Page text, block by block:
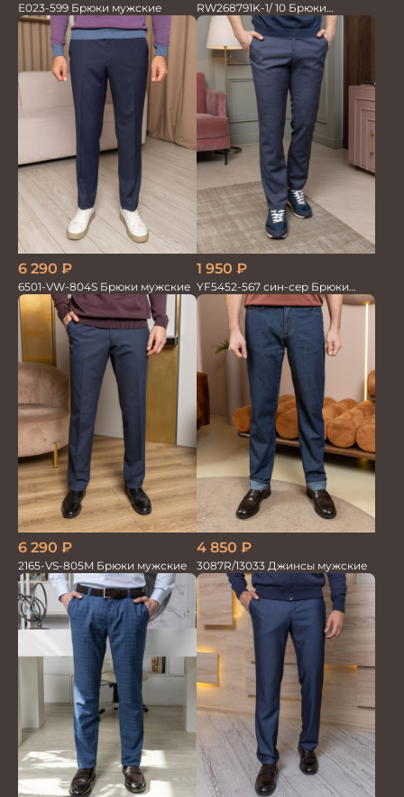
Е023-599 Брюки мужские
RW268791K-1/ 10 Брюки
мужские т.син. 100% Лён
6 290 ₽
6501-VW-804S Брюки мужские
1 950 ₽
YF5452-567 син-сер Брюки
мужские
6 290 ₽
2165-VS-805M Брюки мужские
4 850 ₽
3087R/13033 Джинсы мужские